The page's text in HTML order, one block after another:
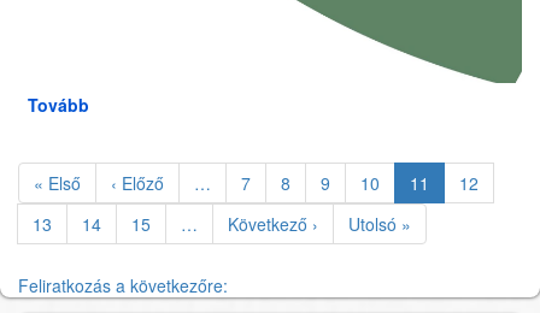
Tovább
Oldalszámozás
Első
oldal
« Első
Előző
oldal
‹ Előző … Oldal
7 Oldal
8 Oldal
9 Oldal
10
Jelenlegi
oldal
11 Oldal
12
Oldal
13 Oldal
14 Oldal
15 …
Következő
oldal
Következő ›
Utolsó
oldal
Utolsó »
Feliratkozás a következőre: